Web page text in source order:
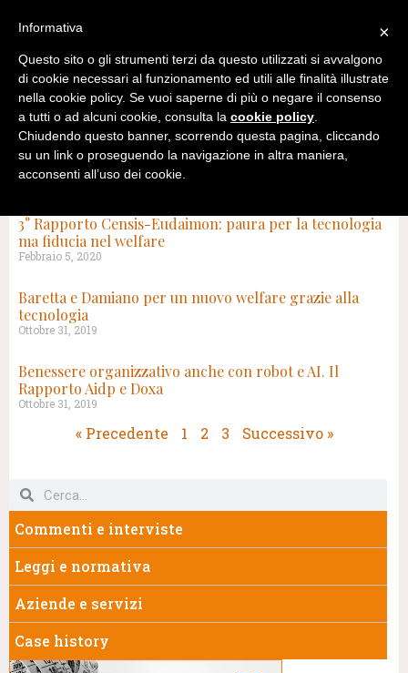
3° Rapporto Censis-Eudaimon: paura per la tecnologia
ma fiducia nel welfare
Febbraio 5, 2020
Baretta e Damiano per un nuovo welfare grazie alla
tecnologia
Ottobre 31, 2019
Benessere organizzativo anche con robot e AI. Il
Rapporto Aidp e Doxa
Ottobre 31, 2019
« Precedente 1 2 3 Successivo »
Commenti e interviste
Leggi e normativa
Aziende e servizi
Case history
×
Informativa
Questo sito o gli strumenti terzi da questo utilizzati si avvalgono
di cookie necessari al funzionamento ed utili alle finalità illustrate
nella cookie policy. Se vuoi saperne di più o negare il consenso
a tutti o ad alcuni cookie, consulta la cookie policy.
Chiudendo questo banner, scorrendo questa pagina, cliccando
su un link o proseguendo la navigazione in altra maniera,
acconsenti all’uso dei cookie.